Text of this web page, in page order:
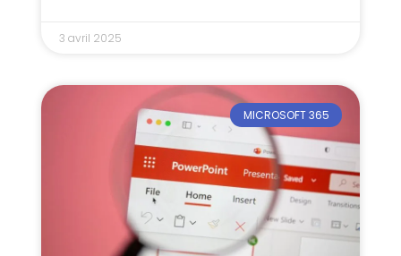
3 avril 2025
MICROSOFT 365